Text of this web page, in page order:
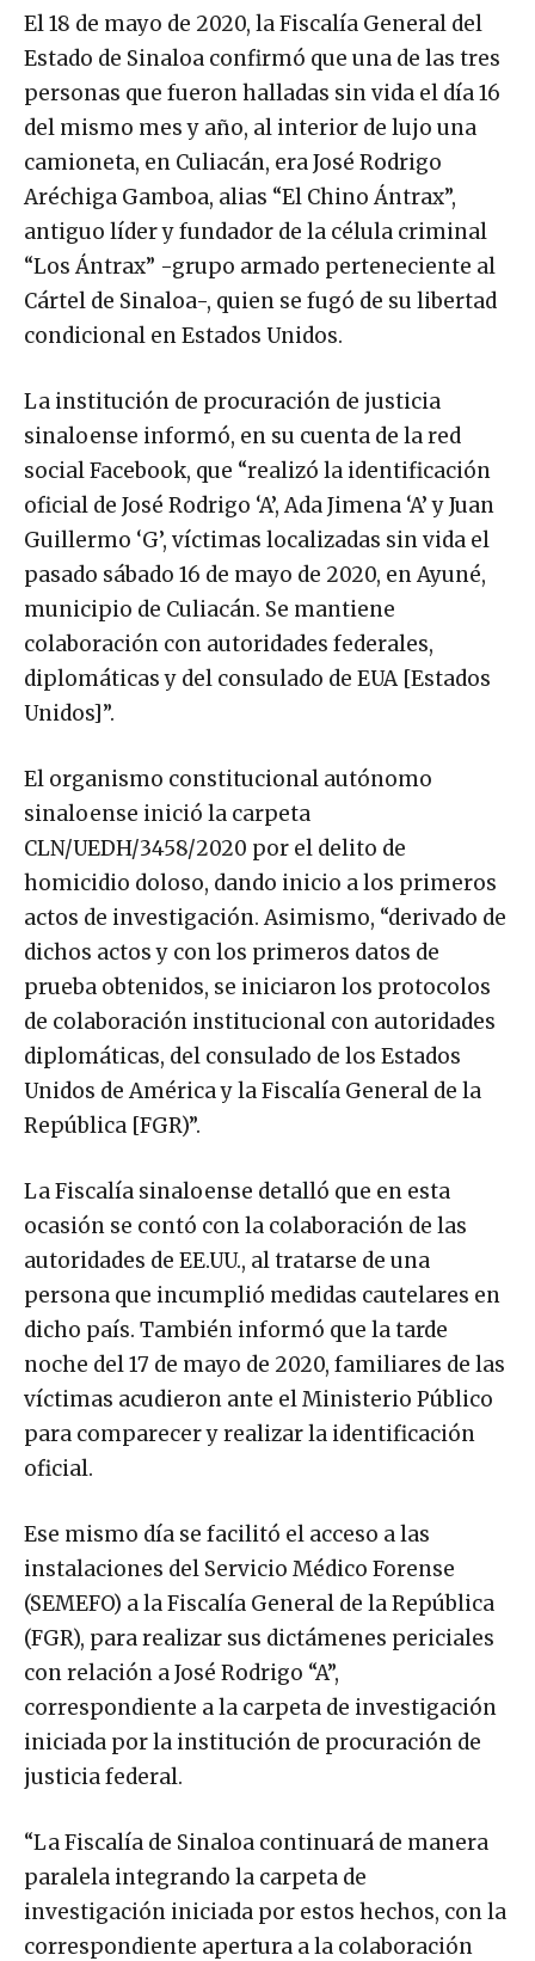
El 18 de mayo de 2020, la Fiscalía General del
Estado de Sinaloa confirmó que una de las tres
personas que fueron halladas sin vida el día 16
del mismo mes y año, al interior de lujo una
camioneta, en Culiacán, era José Rodrigo
Aréchiga Gamboa, alias “El Chino Ántrax”,
antiguo líder y fundador de la célula criminal
“Los Ántrax” -grupo armado perteneciente al
Cártel de Sinaloa-, quien se fugó de su libertad
condicional en Estados Unidos.
La institución de procuración de justicia
sinaloense informó, en su cuenta de la red
social Facebook, que “realizó la identificación
oficial de José Rodrigo ‘A’, Ada Jimena ‘A’ y Juan
Guillermo ‘G’, víctimas localizadas sin vida el
pasado sábado 16 de mayo de 2020, en Ayuné,
municipio de Culiacán. Se mantiene
colaboración con autoridades federales,
diplomáticas y del consulado de EUA [Estados
Unidos]”.
El organismo constitucional autónomo
sinaloense inició la carpeta
CLN/UEDH/3458/2020 por el delito de
homicidio doloso, dando inicio a los primeros
actos de investigación. Asimismo, “derivado de
dichos actos y con los primeros datos de
prueba obtenidos, se iniciaron los protocolos
de colaboración institucional con autoridades
diplomáticas, del consulado de los Estados
Unidos de América y la Fiscalía General de la
República [FGR)”.
La Fiscalía sinaloense detalló que en esta
ocasión se contó con la colaboración de las
autoridades de EE.UU., al tratarse de una
persona que incumplió medidas cautelares en
dicho país. También informó que la tarde
noche del 17 de mayo de 2020, familiares de las
víctimas acudieron ante el Ministerio Público
para comparecer y realizar la identificación
oficial.
Ese mismo día se facilitó el acceso a las
instalaciones del Servicio Médico Forense
(SEMEFO) a la Fiscalía General de la República
(FGR), para realizar sus dictámenes periciales
con relación a José Rodrigo “A”,
correspondiente a la carpeta de investigación
iniciada por la institución de procuración de
justicia federal.
“La Fiscalía de Sinaloa continuará de manera
paralela integrando la carpeta de
investigación iniciada por estos hechos, con la
correspondiente apertura a la colaboración